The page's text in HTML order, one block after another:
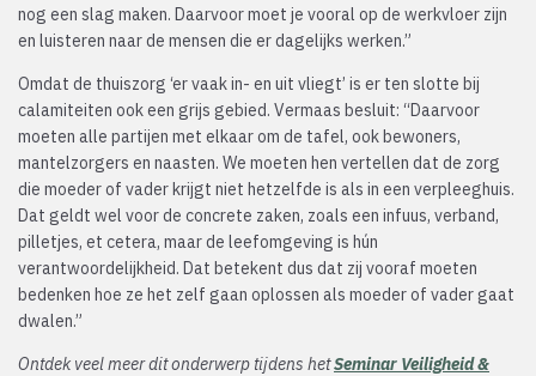
nog een slag maken. Daarvoor moet je vooral op de werkvloer zijn
en luisteren naar de mensen die er dagelijks werken.”
Omdat de thuiszorg ‘er vaak in- en uit vliegt’ is er ten slotte bij
calamiteiten ook een grijs gebied. Vermaas besluit: “Daarvoor
moeten alle partijen met elkaar om de tafel, ook bewoners,
mantelzorgers en naasten. We moeten hen vertellen dat de zorg
die moeder of vader krijgt niet hetzelfde is als in een verpleeghuis.
Dat geldt wel voor de concrete zaken, zoals een infuus, verband,
pilletjes, et cetera, maar de leefomgeving is hún
verantwoordelijkheid. Dat betekent dus dat zij vooraf moeten
bedenken hoe ze het zelf gaan oplossen als moeder of vader gaat
dwalen.”
Ontdek veel meer dit onderwerp tijdens hetSeminar Veiligheid &